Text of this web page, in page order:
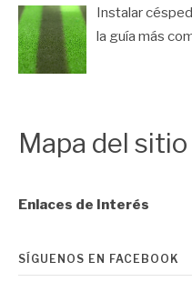
Instalar
la guía más
Mapa del sitio
Enlaces de Interés
SÍGUENOS EN FACEBOOK